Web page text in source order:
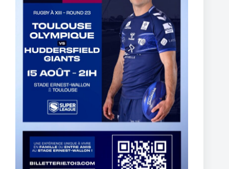
Deux pensionnaires du centre de formation du Toulouse
Olympique signent leur premier contrat professionnel.